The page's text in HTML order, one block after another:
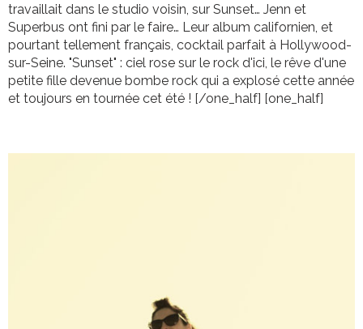
travaillait dans le studio voisin, sur Sunset… Jenn et
Superbus ont fini par le faire… Leur album californien, et
pourtant tellement français, cocktail parfait à Hollywood-
sur-Seine. "Sunset" : ciel rose sur le rock d'ici, le rêve d'une
petite fille devenue bombe rock qui a explosé cette année
et toujours en tournée cet été ! [/one_half] [one_half]